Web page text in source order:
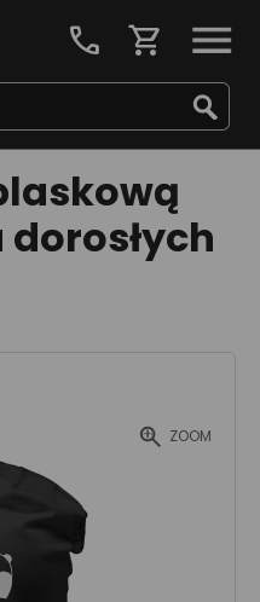
call shopping_cart
ZOOM